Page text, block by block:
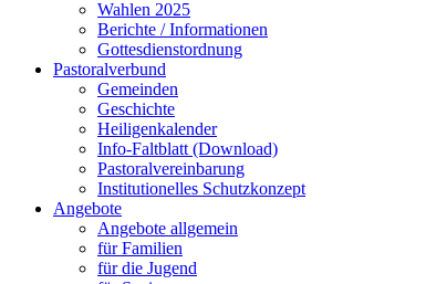
Wahlen 2025
Berichte / Informationen
Gottesdienstordnung
Pastoralverbund
Gemeinden
Geschichte
Heiligenkalender
Info-Faltblatt (Download)
Pastoralvereinbarung
Institutionelles Schutzkonzept
Angebote
Angebote allgemein
für Familien
für die Jugend